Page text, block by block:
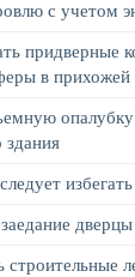
с учетом
придверные
в прихожей
опалубку
здания
строительные